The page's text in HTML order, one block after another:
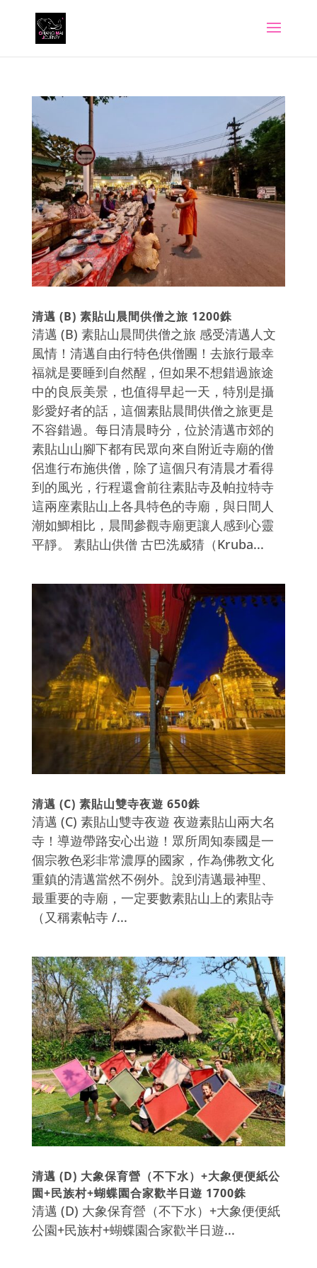
清邁 (B) 素貼山晨間供僧之旅 1200銖
清邁 (B) 素貼山晨間供僧之旅 感受清邁人文
風情！清邁自由行特色供僧團！去旅行最幸
福就是要睡到自然醒，但如果不想錯過旅途
中的良辰美景，也值得早起一天，特別是攝
影愛好者的話，這個素貼晨間供僧之旅更是
不容錯過。每日清晨時分，位於清邁市郊的
素貼山山腳下都有民眾向來自附近寺廟的僧
侶進行布施供僧，除了這個只有清晨才看得
到的風光，行程還會前往素貼寺及帕拉特寺
這兩座素貼山上各具特色的寺廟，與日間人
潮如鯽相比，晨間參觀寺廟更讓人感到心靈
平靜。 素貼山供僧 古巴洗威猜（Kruba...
清邁 (C) 素貼山雙寺夜遊 650銖
清邁 (C) 素貼山雙寺夜遊 夜遊素貼山兩大名
寺！導遊帶路安心出遊！眾所周知泰國是一
個宗教色彩非常濃厚的國家，作為佛教文化
重鎮的清邁當然不例外。說到清邁最神聖、
最重要的寺廟，一定要數素貼山上的素貼寺
（又稱素帖寺 /...
清邁 (D) 大象保育營（不下水）+大象便便紙公
園+民族村+蝴蝶園合家歡半日遊 1700銖
清邁 (D) 大象保育營（不下水）+大象便便紙
公園+民族村+蝴蝶園合家歡半日遊...